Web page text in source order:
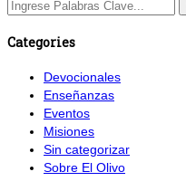
Categories
Devocionales
Enseñanzas
Eventos
Misiones
Sin categorizar
Sobre El Olivo